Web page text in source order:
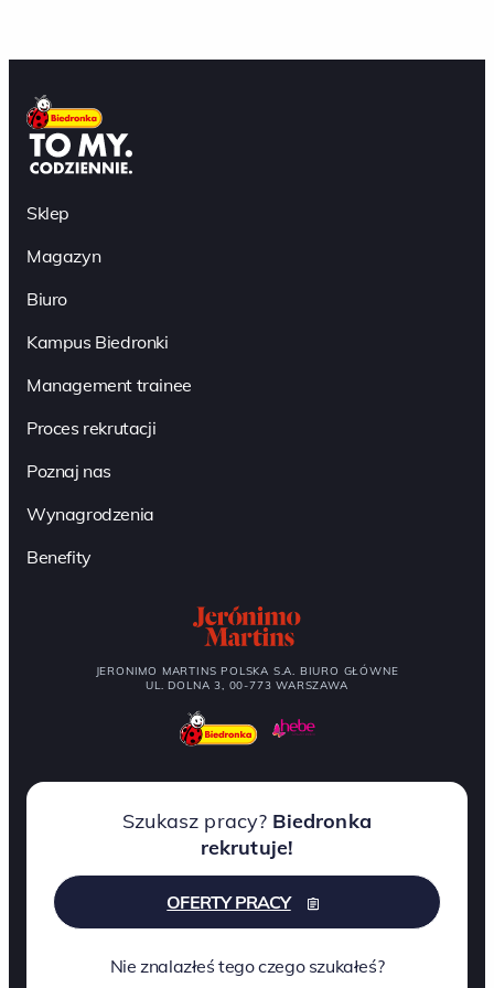
Sklep
Magazyn
Biuro
Kampus Biedronki
Management trainee
Proces rekrutacji
Poznaj nas
Wynagrodzenia
Benefity
JERONIMO MARTINS POLSKA S.A. BIURO GŁÓWNE
UL. DOLNA 3, 00-773 WARSZAWA
Szukasz pracy? Biedronka
rekrutuje!
OFERTY PRACY
Nie znalazłeś tego czego szukałeś?